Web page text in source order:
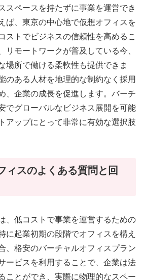
スペースを持たずに事業を運営でき
ば、東京の中心地で仮想オフィスを
ストでビジネスの信頼性を高めるこ
リモートワークが普及している今、
場所で働ける柔軟性も提供できま
のある人材を地理的な制約なく採用
、企業の成長を促進します。バーチ
でグローバルなビジネス展開を可能
アップにとって非常に有効な選択肢
ィスのよくある質問と回
、低コストで事業を運営するための
に起業初期の段階でオフィスを構え
、格安のバーチャルオフィスプラン
ービスを利用することで、企業は法
ことができ、実際に物理的なスペー